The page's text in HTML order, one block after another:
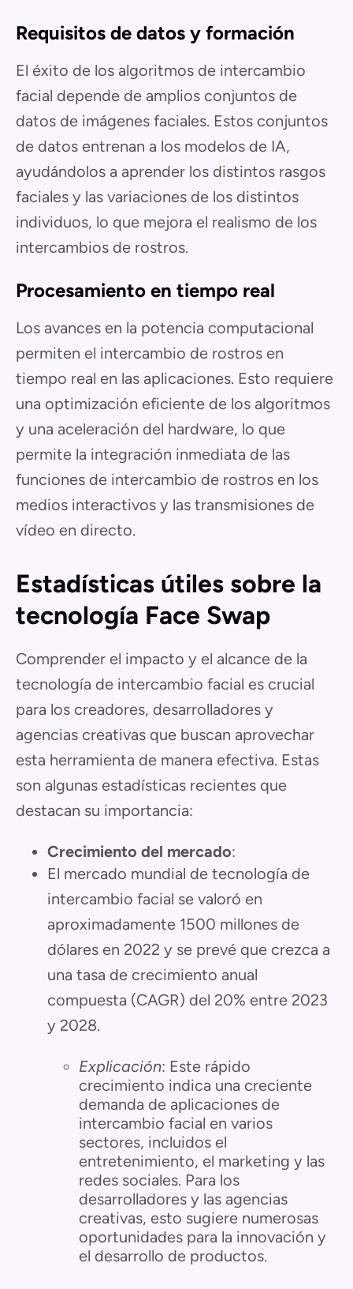
Requisitos de datos y formación
El éxito de los algoritmos de intercambio
facial depende de amplios conjuntos de
datos de imágenes faciales. Estos conjuntos
de datos entrenan a los modelos de IA,
ayudándolos a aprender los distintos rasgos
faciales y las variaciones de los distintos
individuos, lo que mejora el realismo de los
intercambios de rostros.
Procesamiento en tiempo real
Los avances en la potencia computacional
permiten el intercambio de rostros en
tiempo real en las aplicaciones. Esto requiere
una optimización eficiente de los algoritmos
y una aceleración del hardware, lo que
permite la integración inmediata de las
funciones de intercambio de rostros en los
medios interactivos y las transmisiones de
vídeo en directo.
Estadísticas útiles sobre la
tecnología Face Swap
Comprender el impacto y el alcance de la
tecnología de intercambio facial es crucial
para los creadores, desarrolladores y
agencias creativas que buscan aprovechar
esta herramienta de manera efectiva. Estas
son algunas estadísticas recientes que
destacan su importancia:
Crecimiento del mercado:
El mercado mundial de tecnología de
intercambio facial se valoró en
aproximadamente 1500 millones de
dólares en 2022 y se prevé que crezca a
una tasa de crecimiento anual
compuesta (CAGR) del 20% entre 2023
y 2028.
Explicación: Este rápido
crecimiento indica una creciente
demanda de aplicaciones de
intercambio facial en varios
sectores, incluidos el
entretenimiento, el marketing y las
redes sociales. Para los
desarrolladores y las agencias
creativas, esto sugiere numerosas
oportunidades para la innovación y
el desarrollo de productos.